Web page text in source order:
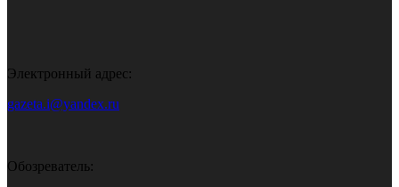
Электронный адрес:
gazeta.i@yandex.ru
Обозреватель: